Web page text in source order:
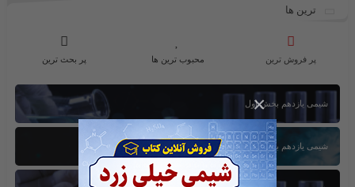
×
ترین ها
پر فروش ترین محبوب ترین ها پر بحث ترین
شیمی یازدهم بخش اول
شیمی یازدهم بخش سوم